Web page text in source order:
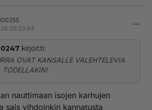
05:23:44
kirjoitti:
OVAT KANSALLE VALEHTELEVIA
TODELLAKIN!
nauttimaan isojen karhujen
sais vihdoinkin kannatusta